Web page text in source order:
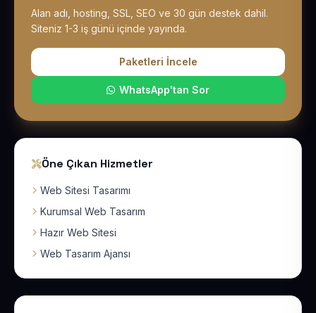
Alan adı, hosting, SSL, SEO ve 30 gün destek dahil.
Siteniz 1-3 iş günü içinde yayında.
Paketleri İncele
WhatsApp'tan Sor
Öne Çıkan Hizmetler
Web Sitesi Tasarımı
Kurumsal Web Tasarım
Hazır Web Sitesi
Web Tasarım Ajansı